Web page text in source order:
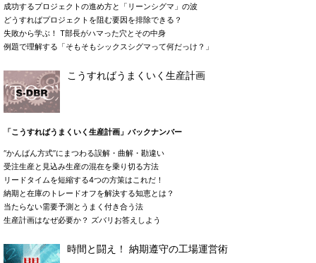
成功するプロジェクトの進め方と「リーンシグマ」の波
どうすればプロジェクトを阻む要因を排除できる？
失敗から学ぶ！ T部長がハマった穴とその中身
例題で理解する「そもそもシックスシグマって何だっけ？」
こうすればうまくいく生産計画
「こうすればうまくいく生産計画」バックナンバー
“かんばん方式”にまつわる誤解・曲解・勘違い
受注生産と見込み生産の混在を乗り切る方法
リードタイムを短縮する4つの方策はこれだ！
納期と在庫のトレードオフを解決する知恵とは？
当たらない需要予測とうまく付き合う法
生産計画はなぜ必要か？ ズバリお答えしよう
時間と闘え！ 納期遵守の工場運営術